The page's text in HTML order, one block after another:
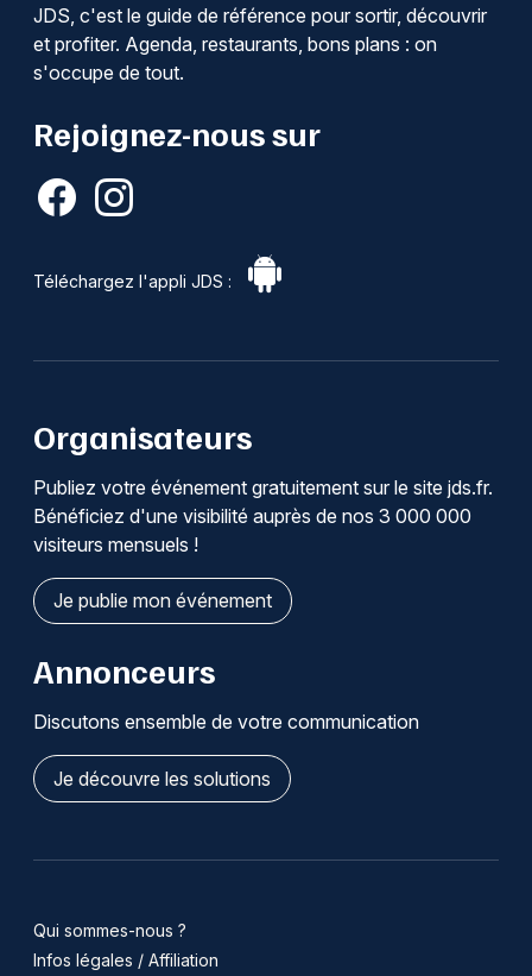
JDS, c'est le guide de référence pour sortir, découvrir
et profiter. Agenda, restaurants, bons plans : on
s'occupe de tout.
Rejoignez-nous sur
Téléchargez l'appli JDS :
Organisateurs
Publiez votre événement gratuitement sur le site jds.fr.
Bénéficiez d'une visibilité auprès de nos 3 000 000
visiteurs mensuels !
Je publie mon événement
Annonceurs
Discutons ensemble de votre communication
Je découvre les solutions
Qui sommes-nous ?
Infos légales / Affiliation